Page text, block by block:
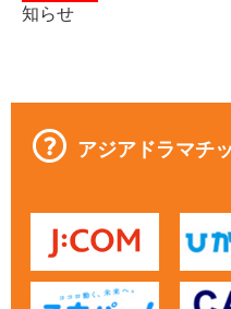
知らせ
アジアドラマチ